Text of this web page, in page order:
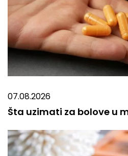
07.08.2026
Šta uzimati za bolove u